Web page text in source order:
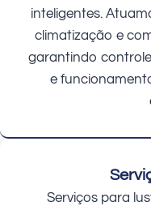
inteligentes.
climatização e
garantindo
e
Serviços para